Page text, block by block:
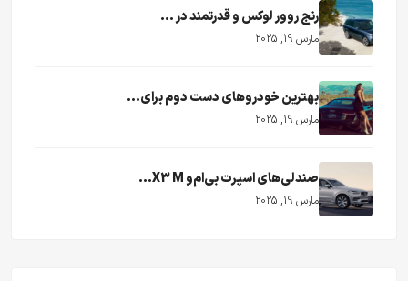
رنج روور لوکس و قدرتمند در ...
مارس 19, 2025
بهترین خودروهای دست دوم برای...
مارس 19, 2025
صندلی‌های اسپرت بی‌ام‌و X3 M...
مارس 19, 2025